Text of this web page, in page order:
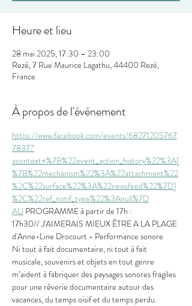
Heure et lieu
28 mai 2025, 17:30 – 23:00
Rezé, 7 Rue Maurice Lagathu, 44400 Rezé,
France
À propos de l'événement
https://www.facebook.com/events/68271205767
7837?
acontext=%7B%22event_action_history%22%3A[
%7B%22mechanism%22%3A%22attachment%22
%2C%22surface%22%3A%22newsfeed%22%7D]
%2C%22ref_notif_type%22%3Anull%7D
AU PROGRAMME à partir de 17h :
17h30// J'AIMERAIS MIEUX ÊTRE A LA PLAGE
d'Anne-Line Drocourt - Performance sonore
Ni tout à fait documentaire, ni tout à fait
musicale, souvenirs et objets en tout genre
m’aident à fabriquer des paysages sonores fragiles
pour une rêverie documentaire autour des
vacances, du temps oisif et du temps perdu.